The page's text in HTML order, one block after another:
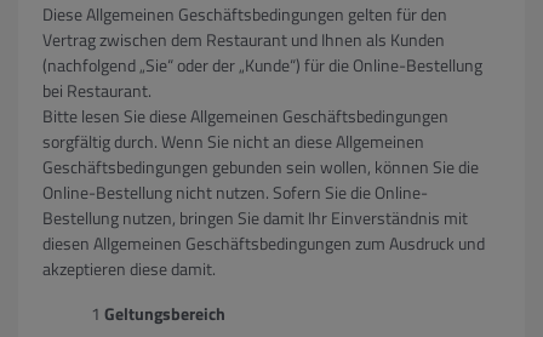
Diese Allgemeinen Geschäftsbedingungen gelten für den
Vertrag zwischen dem Restaurant und Ihnen als Kunden
(nachfolgend „Sie“ oder der „Kunde“) für die Online-Bestellung
bei Restaurant.
Bitte lesen Sie diese Allgemeinen Geschäftsbedingungen
sorgfältig durch. Wenn Sie nicht an diese Allgemeinen
Geschäftsbedingungen gebunden sein wollen, können Sie die
Online-Bestellung nicht nutzen. Sofern Sie die Online-
Bestellung nutzen, bringen Sie damit Ihr Einverständnis mit
diesen Allgemeinen Geschäftsbedingungen zum Ausdruck und
akzeptieren diese damit.
Geltungsbereich